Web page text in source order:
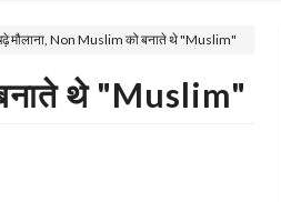
मौलाना, Non Muslim को बनाते थे "Muslim"
थे "Muslim"